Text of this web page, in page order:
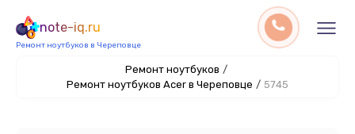
note-iq.ru
Ремонт ноутбуков в Череповце
Ремонт ноутбуков /
Ремонт ноутбуков Acer в Череповце / 5745